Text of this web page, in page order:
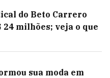
do Beto Carrero
milhões; veja o que
sua moda em